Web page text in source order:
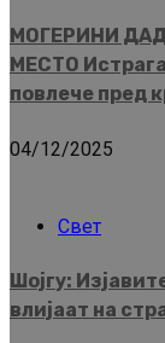
МОГЕРИНИ
МЕСТО
повлече пред
04/12/2025
Свет
Шојгу:
влијаат на